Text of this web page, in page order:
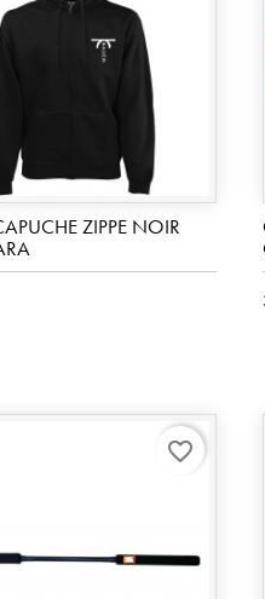
ZIPPE NOIR
favorite_border